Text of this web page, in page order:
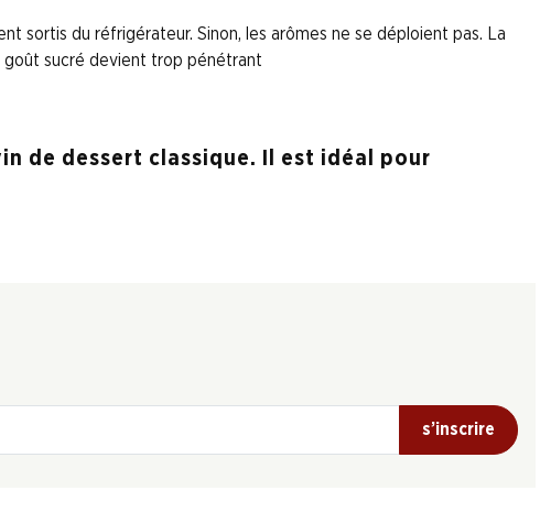
sortis du réfrigérateur. Sinon, les arômes ne se déploient pas. La
goût sucré devient trop pénétrant
de dessert classique. Il est idéal pour
s’inscrire